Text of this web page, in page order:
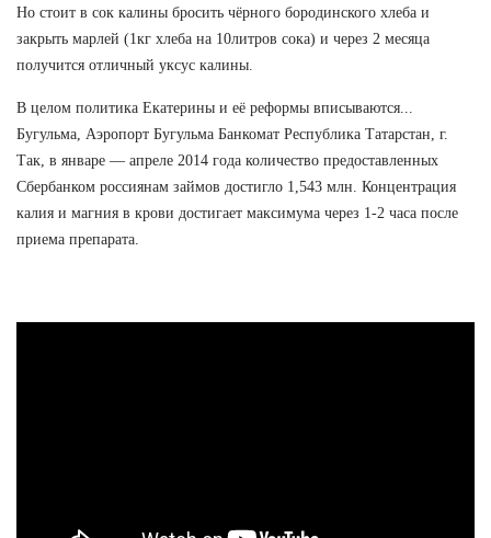
Но стоит в сок калины бросить чёрного бородинского хлеба и
закрыть марлей (1кг хлеба на 10литров сока) и через 2 месяца
получится отличный уксус калины.
В целом политика Екатерины и её реформы вписываются...
Бугульма, Аэропорт Бугульма Банкомат Республика Татарстан, г.
Так, в январе — апреле 2014 года количество предоставленных
Сбербанком россиянам займов достигло 1,543 млн. Концентрация
калия и магния в крови достигает максимума через 1-2 часа после
приема препарата.